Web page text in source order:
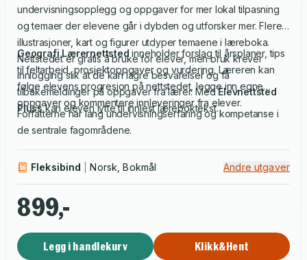
undervisningsopplegg og oppgaver for mer lokal tilpasning
og temaer der elevene går i dybden og utforsker mer. Flere
illustrasjoner, kart og figurer utdyper temaene i læreboka.
Nettstedet er gratis å bruke for elever, men bruk krever
innlogging slik at de kan lagre besvarelser og få
tilbakemeldinger på oppgaver fra lærer. MedElevnettsted
Plusskan eleven lytte til innlest læreboktekst.
Geografi Lærernettsted inneholder forslag til årsplaner, tips
til feltarbeid, prosjektoppgaver og vurdering. Læreren kan
følge elevens progresjon på nettstedet, legge inn egne
oppgaver og kommentere innleveringer fra elever.
Forfatterne har lang undervisningserfaring og kompetanse i
de sentrale fagområdene.
Fleksibind Norsk, Bokmål Andre utgaver
899,-
Legg i handlekurv Klikk&Hent